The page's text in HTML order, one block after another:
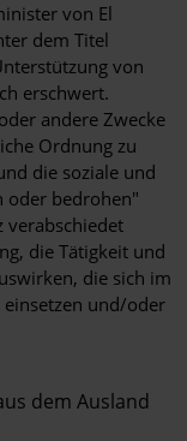
von El
dem Titel
von
erschwert.
andere Zwecke
Ordnung zu
die soziale und
oder bedrohen"
verabschiedet
die Tätigkeit und
die sich im
einsetzen und/oder
dem Ausland